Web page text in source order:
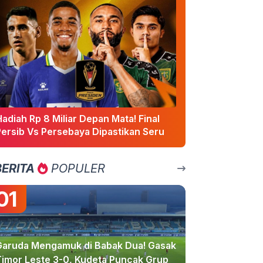
Rp 8 Miliar Depan Mata! Final
Vs Persebaya Dipastikan Seru
POPULER
Mengamuk di Babak Dua! Gasak
Leste 3-0, Kudeta Puncak Grup